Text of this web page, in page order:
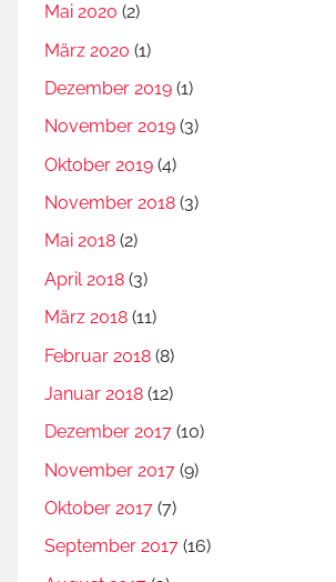
Mai 2020 (2)
März 2020 (1)
Dezember 2019 (1)
November 2019 (3)
Oktober 2019 (4)
November 2018 (3)
Mai 2018 (2)
April 2018 (3)
März 2018 (11)
Februar 2018 (8)
Januar 2018 (12)
Dezember 2017 (10)
November 2017 (9)
Oktober 2017 (7)
September 2017 (16)